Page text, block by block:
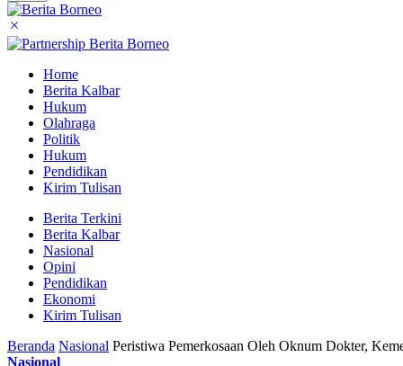
Home
Berita Kalbar
Hukum
Olahraga
Politik
Hukum
Pendidikan
Kirim Tulisan
Berita Terkini
Berita Kalbar
Nasional
Opini
Pendidikan
Ekonomi
Kirim Tulisan
Beranda Nasional Peristiwa Pemerkosaan Oleh Oknum Dokter,
Nasional